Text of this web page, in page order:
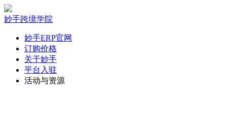
妙手跨境学院
妙手ERP官网
订购价格
关于妙手
平台入驻
活动与资源